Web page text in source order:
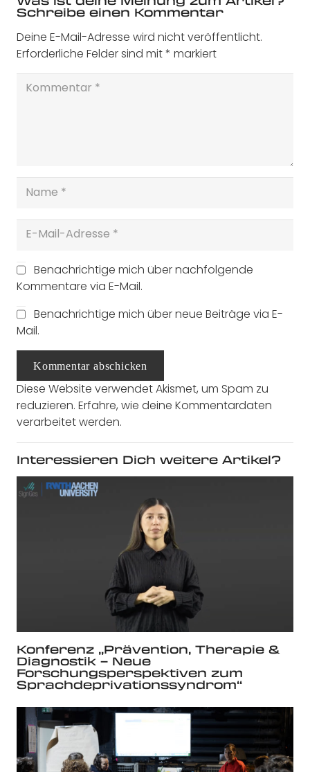
Schreibe einen Kommentar
Deine E-Mail-Adresse wird nicht veröffentlicht.
Erforderliche Felder sind mit* markiert
Benachrichtige mich über nachfolgende
Kommentare via E-Mail.
Benachrichtige mich über neue Beiträge via E-
Mail.
Kommentar abschicken
Diese Website verwendet Akismet, um Spam zu
reduzieren. Erfahre, wie deine Kommentardaten
verarbeitet werden.
Interessieren Dich weitere Artikel?
Konferenz „Prävention, Therapie &
Diagnostik – Neue
Forschungsperspektiven zum
Sprachdeprivationssyndrom“